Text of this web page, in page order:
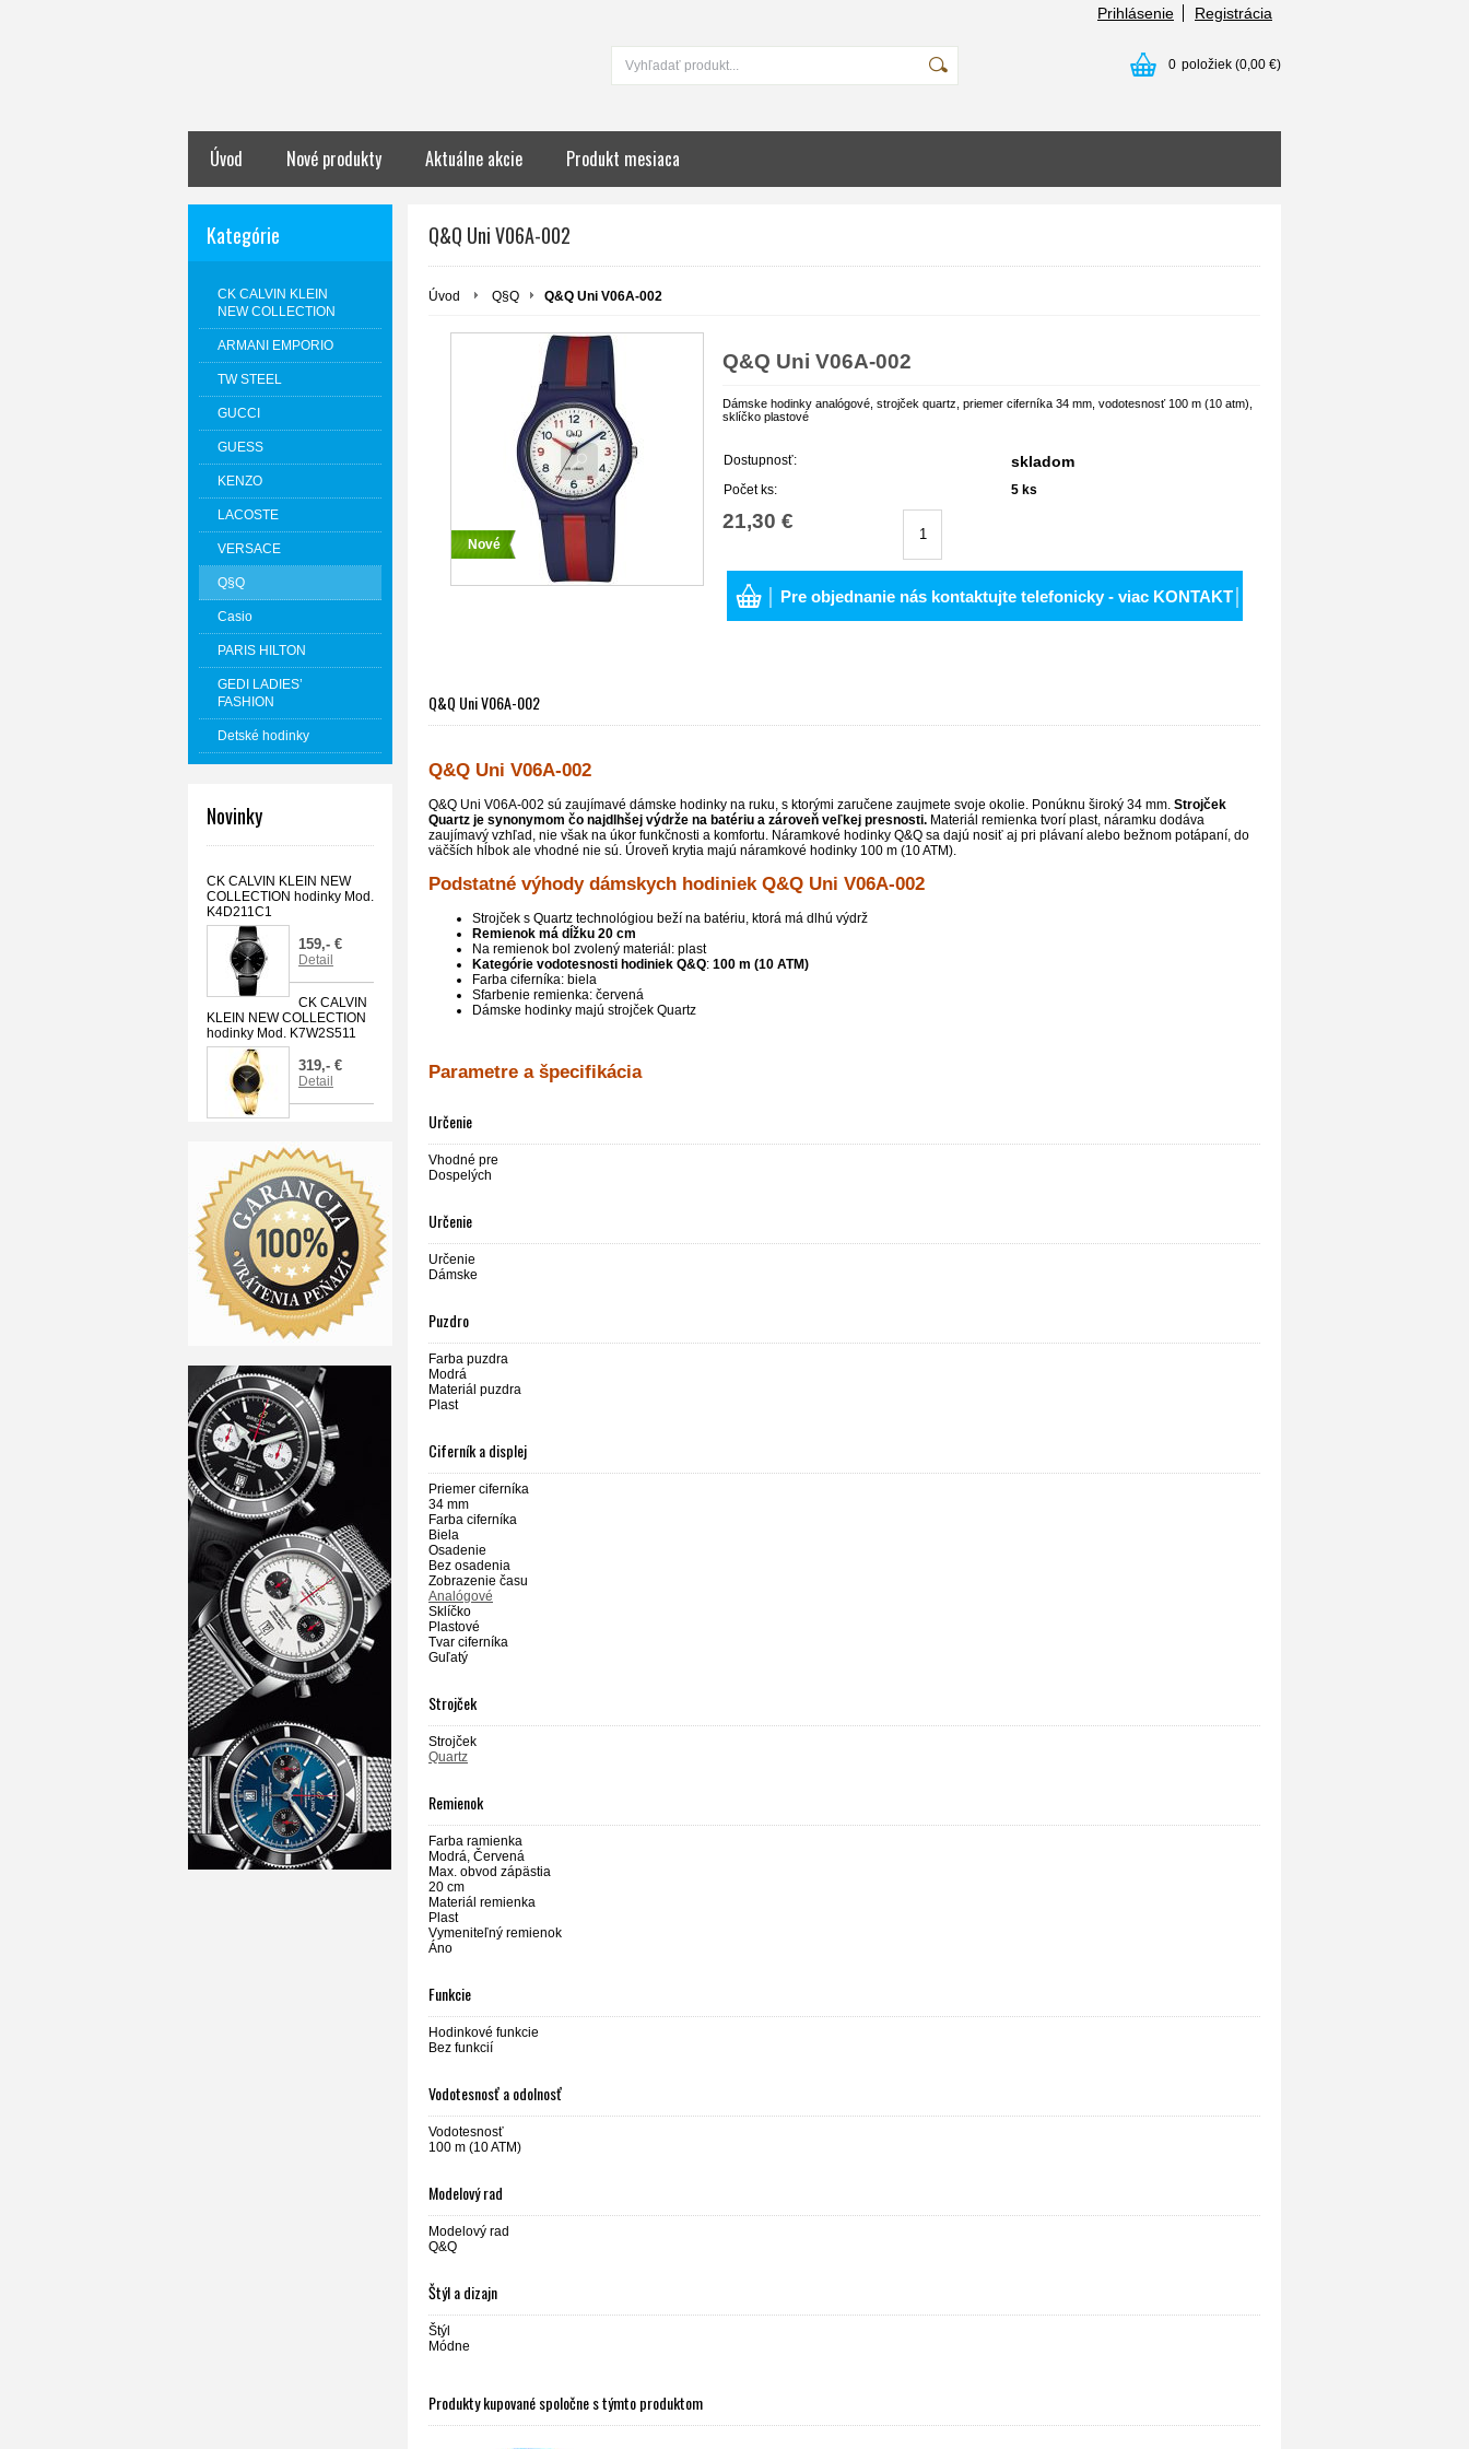
Prihlásenie Registrácia
0 položiek (0,00 €)
Úvod Nové produkty Aktuálne akcie Produkt mesiaca
Kategórie
CK CALVIN KLEIN
NEW COLLECTION
ARMANI EMPORIO
TW STEEL
GUCCI
GUESS
KENZO
LACOSTE
VERSACE
Q§Q
Casio
PARIS HILTON
GEDI LADIES’
FASHION
Detské hodinky
Novinky
CK CALVIN KLEIN NEW
COLLECTION hodinky Mod.
K4D211C1
159,- €
Detail
CK CALVIN
KLEIN NEW COLLECTION
hodinky Mod. K7W2S511
319,- €
Detail
Q&Q Uni V06A-002
Úvod Q§Q Q&Q Uni V06A-002
Nové
Q&Q Uni V06A-002
Dámske hodinky analógové, strojček quartz, priemer ciferníka 34 mm, vodotesnosť 100 m (10 atm),
sklíčko plastové
Dostupnosť: skladom
Počet ks: 5 ks
21,30 €
│ Pre objednanie nás kontaktujte telefonicky - viac KONTAKT│
Q&Q Uni V06A-002
Q&Q Uni V06A-002
Q&Q Uni V06A-002 sú zaujímavé dámske hodinky na ruku, s ktorými zaručene zaujmete svoje okolie. Ponúknu široký 34 mm. Strojček
Quartz je synonymom čo najdlhšej výdrže na batériu a zároveň veľkej presnosti. Materiál remienka tvorí plast, náramku dodáva
zaujímavý vzhľad, nie však na úkor funkčnosti a komfortu. Náramkové hodinky Q&Q sa dajú nosiť aj pri plávaní alebo bežnom potápaní, do
väčších hĺbok ale vhodné nie sú. Úroveň krytia majú náramkové hodinky 100 m (10 ATM).
Podstatné výhody dámskych hodiniek Q&Q Uni V06A-002
Strojček s Quartz technológiou beží na batériu, ktorá má dlhú výdrž
Remienok má dĺžku 20 cm
Na remienok bol zvolený materiál: plast
Kategórie vodotesnosti hodiniek Q&Q: 100 m (10 ATM)
Farba ciferníka: biela
Sfarbenie remienka: červená
Dámske hodinky majú strojček Quartz
Parametre a špecifikácia
Určenie
Vhodné pre
Dospelých
Určenie
Určenie
Dámske
Puzdro
Farba puzdra
Modrá
Materiál puzdra
Plast
Ciferník a displej
Priemer ciferníka
34 mm
Farba ciferníka
Biela
Osadenie
Bez osadenia
Zobrazenie času
Analógové
Sklíčko
Plastové
Tvar ciferníka
Guľatý
Strojček
Strojček
Quartz
Remienok
Farba ramienka
Modrá, Červená
Max. obvod zápästia
20 cm
Materiál remienka
Plast
Vymeniteľný remienok
Áno
Funkcie
Hodinkové funkcie
Bez funkcií
Vodotesnosť a odolnosť
Vodotesnosť
100 m (10 ATM)
Modelový rad
Modelový rad
Q&Q
Štýl a dizajn
Štýl
Módne
Produkty kupované spoločne s týmto produktom